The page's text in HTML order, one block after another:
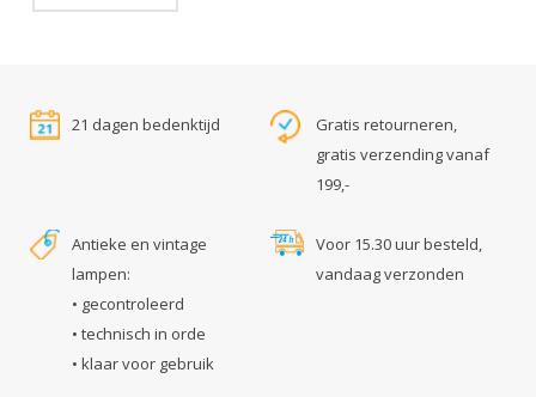
21 dagen bedenktijd
Gratis retourneren,
gratis verzending vanaf
199,-
Antieke en vintage
lampen:
• gecontroleerd
• technisch in orde
• klaar voor gebruik
Voor 15.30 uur besteld,
vandaag verzonden